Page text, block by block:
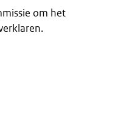
om het